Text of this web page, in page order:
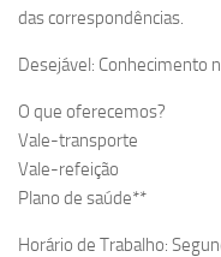
das correspondências.
Desejável: Conhecimento
O que oferecemos?
Vale-transporte
Vale-refeição
Plano de saúde**
Horário de Trabalho: